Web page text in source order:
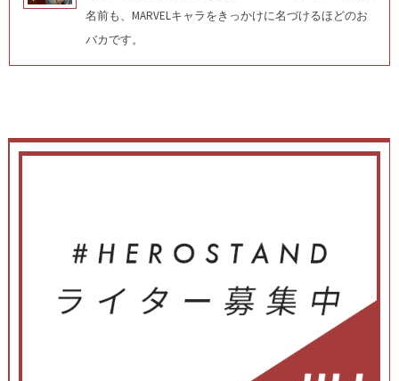
名前も、MARVELキャラをきっかけに名づけるほどのお
バカです。